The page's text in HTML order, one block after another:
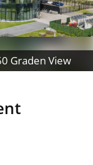
Graden View